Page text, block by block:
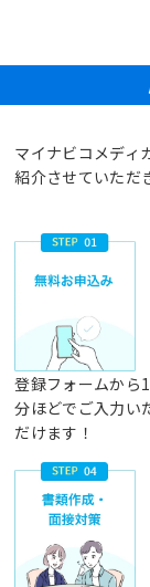
マイナビコメディ
紹介させていただ
登録フォームから1
分ほどでご入力い
だけます！